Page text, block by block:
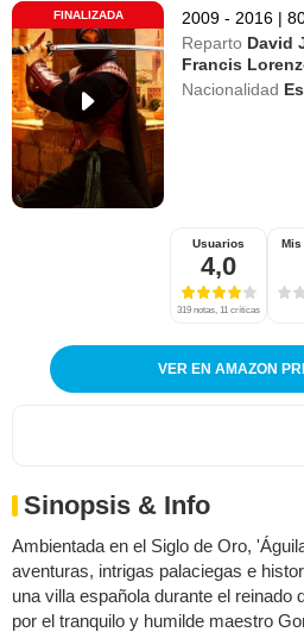
FINALIZADA 2009 - 2016 |
Reparto David
Francis
Nacionalidad
Usuarios
4,0
319 notas, 11 críticas
Mis
VER EN AMAZON
Sinopsis & Info
Ambientada en el Siglo de Oro,
aventuras, intrigas palaciegas e
una villa española durante el reinado
por el tranquilo y humilde maestro